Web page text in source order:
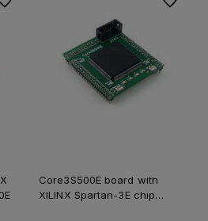
Core3S500E board with
XILINX Spartan-3E chip